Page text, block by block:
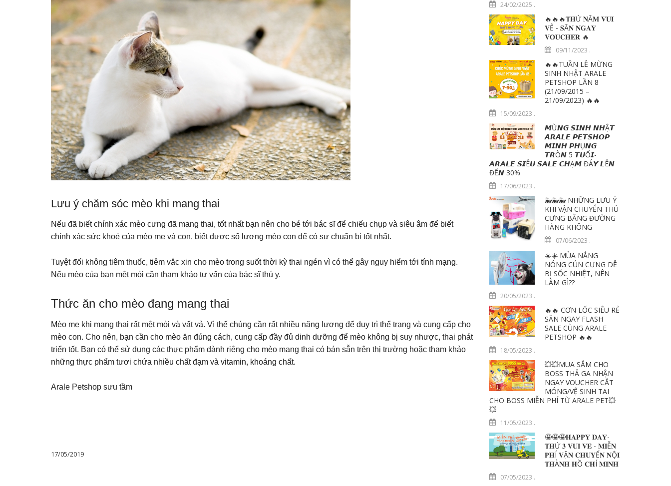
Lưu ý chăm sóc mèo khi mang thai
Nếu đã biết chính xác mèo cưng đã mang thai, tốt nhất bạn nên cho bé tới bác sĩ để chiếu chụp và siêu âm để biết
chính xác sức khoẻ của mèo mẹ và con, biết được số lượng mèo con để có sự chuẩn bị tốt nhất.
Tuyệt đối không tiêm thuốc, tiêm vắc xin cho mèo trong suốt thời kỳ thai ngén vì có thể gây nguy hiểm tới tính mạng.
Nếu mèo của bạn mệt mỏi cần tham khảo tư vấn của bác sĩ thú y.
Thức ăn cho mèo đang mang thai
Mèo mẹ khi mang thai rất mệt mỏi và vất vả. Vì thế chúng cần rất nhiều năng lượng để duy trì thể trạng và cung cấp cho
mèo con. Cho nên, bạn cần cho mèo ăn đúng cách, cung cấp đầy đủ dinh dưỡng để mèo không bị suy nhược, thai phát
triển tốt. Bạn có thể sử dụng các thực phẩm dành riêng cho mèo mang thai có bán sẵn trên thị trường hoặc tham khảo
những thực phẩm tươi chứa nhiều chất đạm và vitamin, khoáng chất.
Arale Petshop sưu tầm
17/05/2019
24/02/2025 .
🔥🔥🔥𝐓𝐇Ứ 𝐍Ă𝐌 𝐕𝐔𝐈
𝐕Ẻ - 𝐒Ă𝐍 𝐍𝐆𝐀𝐘
𝐕𝐎𝐔𝐂𝐇𝐄𝐑 🔥
09/11/2023 .
🔥🔥TUẦN LỄ MỪNG
SINH NHẬT ARALE
PETSHOP LẦN 8
(21/09/2015 –
21/09/2023) 🔥🔥
15/09/2023 .
𝙈Ừ𝙉𝙂 𝙎𝙄𝙉𝙃 𝙉𝙃Ậ𝙏
𝘼𝙍𝘼𝙇𝙀 𝙋𝙀𝙏𝙎𝙃𝙊𝙋
𝙈𝙄𝙉𝙃 𝙋𝙃Ụ𝙉𝙂
𝙏𝙍Ò𝙉 5 𝙏𝙐Ổ𝙄-
𝘼𝙍𝘼𝙇𝙀 𝙎𝙄Ê𝙐 𝙎𝘼𝙇𝙀 𝘾𝙃Ạ𝙈 ĐÁ𝙔 𝙇Ê𝙉
ĐẾ𝙉 30%
17/06/2023 .
🐳🐳🐳 NHỮNG LƯU Ý
KHI VẬN CHUYỂN THÚ
CƯNG BẰNG ĐƯỜNG
HÀNG KHÔNG
07/06/2023 .
☀️☀️ MÙA NẮNG
NÓNG CÚN CƯNG DỄ
BỊ SỐC NHIỆT, NÊN
LÀM GÌ??
20/05/2023 .
🔥🔥 CƠN LỐC SIÊU RẺ
SĂN NGAY FLASH
SALE CÙNG ARALE
PETSHOP 🔥🔥
18/05/2023 .
💥💥MUA SẮM CHO
BOSS THẢ GA NHẬN
NGAY VOUCHER CẮT
MÓNG/VỆ SINH TAI
CHO BOSS MIỄN PHÍ TỪ ARALE PET💥
💥
11/05/2023 .
🤩🤩🤩𝐇𝐀𝐏𝐏𝐘 𝐃𝐀𝐘-
𝐓𝐇Ứ 𝟑 𝐕𝐔𝐈 𝐕𝐄̉ - 𝐌𝐈Ễ𝐍
𝐏𝐇Í 𝐕Ậ𝐍 𝐂𝐇𝐔𝐘Ể𝐍 𝐍Ộ𝐈
𝐓𝐇À𝐍𝐇 𝐇Ồ 𝐂𝐇Í 𝐌𝐈𝐍𝐇
07/05/2023 .